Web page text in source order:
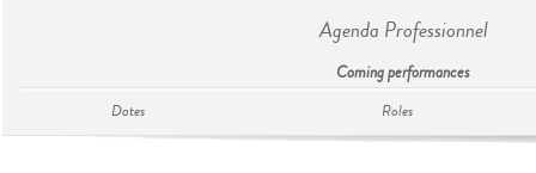
Agenda Professionnel
Coming performances
Dates Roles